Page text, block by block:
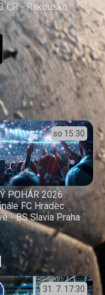
ČR - Rakousko
so 15:30
POHÁR 2026
FC Hradec
- BS Slavia Praha
31. 7. 17:30